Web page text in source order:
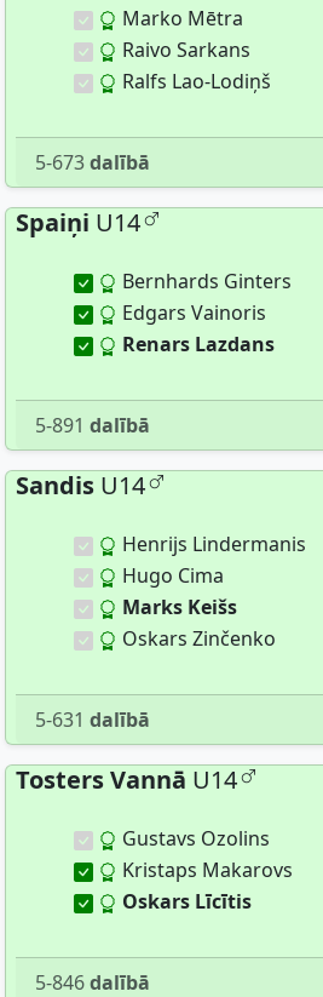
Marko Mētra
Raivo Sarkans
Ralfs Lao-Lodiņš
5-673dalībā
Spaiņi U14
Bernhards Ginters
Edgars Vainoris
Renars Lazdans
5-891 dalībā
Sandis U14
Henrijs Lindermanis
Hugo Cima
Marks Keišs
Oskars Zinčenko
5-631 dalībā
Tosters Vannā U14
Gustavs Ozolins
Kristaps Makarovs
Oskars Līcītis
5-846dalībā